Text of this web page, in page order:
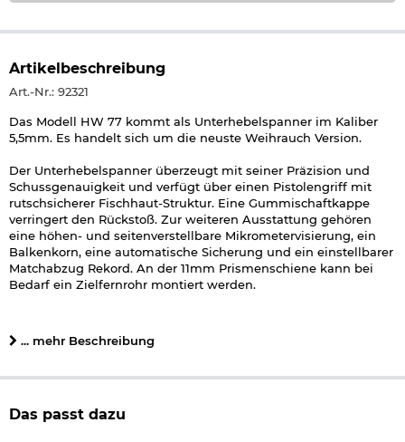
Artikelbeschreibung
Art.-Nr.: 92321
Das Modell HW 77 kommt als Unterhebelspanner im Kaliber
5,5mm. Es handelt sich um die neuste Weihrauch Version.
Der Unterhebelspanner überzeugt mit seiner Präzision und
Schussgenauigkeit und verfügt über einen Pistolengriff mit
rutschsicherer Fischhaut-Struktur. Eine Gummischaftkappe
verringert den Rückstoß. Zur weiteren Ausstattung gehören
eine höhen- und seitenverstellbare Mikrometervisierung, ein
Balkenkorn, eine automatische Sicherung und ein einstellbarer
Matchabzug Rekord. An der 11mm Prismenschiene kann bei
Bedarf ein Zielfernrohr montiert werden.
Weihrauch HW 77 Luftgewehr Unterhebelspanner 5,5mm
Details zu Weihrauch HW 77 Luftgewehr Unterhebelspanner:
... mehr Beschreibung
Das passt dazu